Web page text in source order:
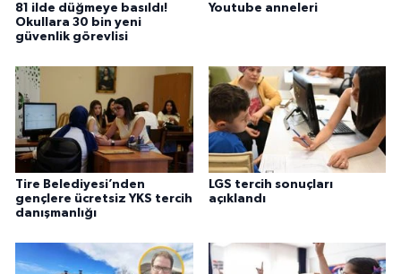
81 ilde düğmeye basıldı!
Okullara 30 bin yeni
güvenlik görevlisi
Youtube anneleri
Tire Belediyesi’nden
gençlere ücretsiz YKS tercih
danışmanlığı
LGS tercih sonuçları
açıklandı